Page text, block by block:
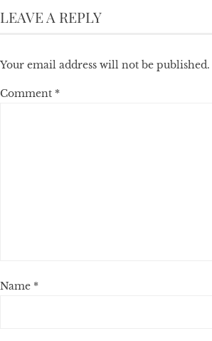
LEAVE A REPLY
Your email address will not be published.
Comment *
Name *